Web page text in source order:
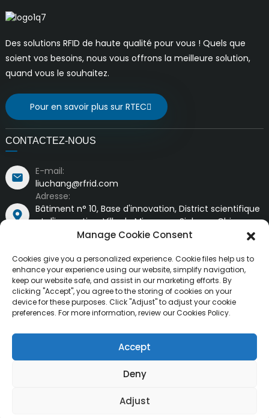
Des solutions RFID de haute qualité pour vous ! Quels que
soient vos besoins, nous vous offrons la meilleure solution,
quand vous le souhaitez.
Pour en savoir plus sur RTEC
CONTACTEZ-NOUS
E-mail:
liuchang@rfrid.com
Adresse:
Bâtiment n° 10, Base d'innovation, District scientifique
et d'innovation, Ville de Mianyang, Sichuan, Chine
Droits d'auteur ©MianYang RuiTai Intelligent Technology Co.,
BLOG DE PREMIER PLAN
Manage Cookie Consent
Cookies give you a personalized experience. Cookie files help us to
enhance your experience using our website, simplify navigation,
keep our website safe, and assist in our marketing efforts. By
clicking "Accept", you agree to the storing of cookies on your
device for these purposes. Click "Adjust" to adjust your cookie
preferences. For more information, review our Cookies Policy.
Accept
Deny
Adjust